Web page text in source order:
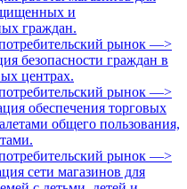
и
граждан.
рынок —>
безопасности граждан в
центрах.
рынок —>
обеспечения торговых
общего пользования,
рынок —>
сети магазинов для